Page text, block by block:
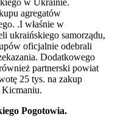
agregatów
.I właśnie w
ukraińskiego samorządu,
oficjalnie odebrali
Dodatkowego
partnerski powiat
25 tys. na zakup
Kicmaniu.
Pogotowia.